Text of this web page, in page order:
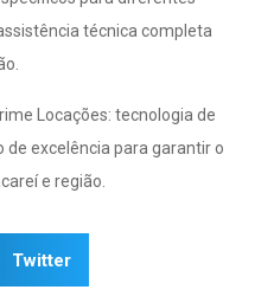
técnica completa
Locações: tecnologia de
excelência para garantir o
e região.
Twitter